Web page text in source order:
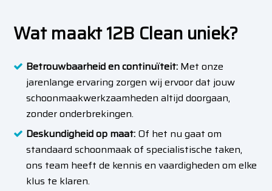
Wat maakt 12B Clean uniek?
Betrouwbaarheid en continuïteit: Met onze
jarenlange ervaring zorgen wij ervoor dat jouw
schoonmaakwerkzaamheden altijd doorgaan,
zonder onderbrekingen.
Deskundigheid op maat: Of het nu gaat om
standaard schoonmaak of specialistische taken,
ons team heeft de kennis en vaardigheden om elke
klus te klaren.